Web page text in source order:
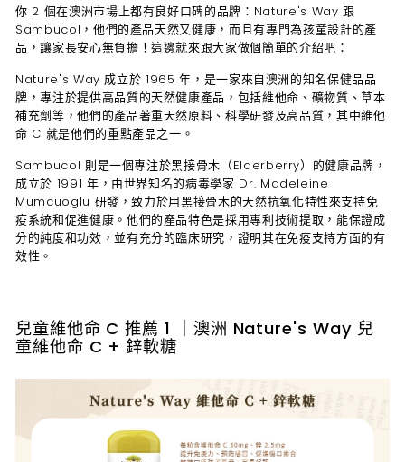
你 2 個在澳洲市場上都有良好口碑的品牌： Nature's Way 跟
Sambucol ，他們的產品天然又健康，而且有專門為孩童設計的產
品，讓家長安心無負擔！這邊就來跟大家做個簡單的介紹吧：
Nature's Way 成立於 1965 年，是一家來自澳洲的知名保健品品
牌，專注於提供高品質的天然健康產品，包括維他命、礦物質、草本
補充劑等，他們的產品著重天然原料、科學研發及高品質，其中維他
命 C 就是他們的重點產品之一。
Sambucol 則是一個專注於黑接骨木（Elderberry）的健康品牌，
成立於 1991 年，由世界知名的病毒學家 Dr. Madeleine
Mumcuoglu 研發，致力於用黑接骨木的天然抗氧化特性來支持免
疫系統和促進健康。他們的產品特色是採用專利技術提取，能保證成
分的純度和功效，並有充分的臨床研究，證明其在免疫支持方面的有
效性。
兒童維他命 C 推薦 1 ｜澳洲 Nature's Way 兒
童維他命 C + 鋅軟糖